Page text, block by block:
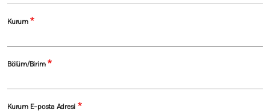
Kurum
Bölüm/Birim
Kurum E-posta Adresi